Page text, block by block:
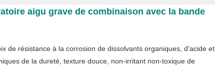
aigu grave de combinaison avec la bande
de résistance à la corrosion de dissolvants organiques, d'acide et
de la dureté, texture douce, non-irritant non-toxique de